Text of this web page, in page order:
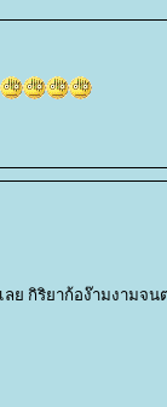
ย กิริยาก้อง๊ามงามจ